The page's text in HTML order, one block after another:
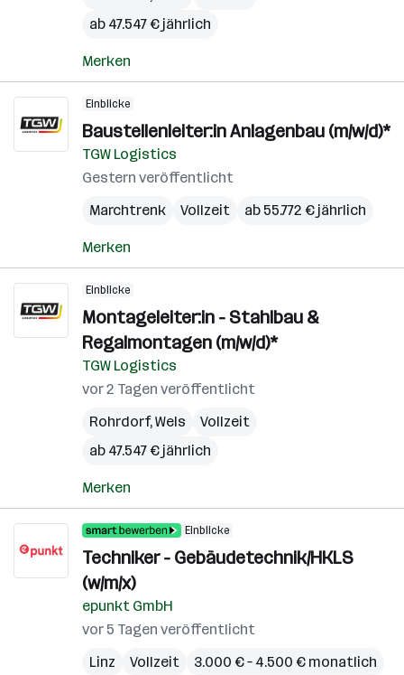
ab 47.547 € jährlich
Merken
Einblicke
Baustellenleiter:in Anlagenbau (m/w/d)*
TGW Logistics
Gestern veröffentlicht
Marchtrenk
Vollzeit ab 55.772 € jährlich
Merken
Einblicke
Montageleiter:in - Stahlbau &
Regalmontagen (m/w/d)*
TGW Logistics
vor 2 Tagen veröffentlicht
Rohrdorf,Wels
Vollzeit
ab 47.547 € jährlich
Merken
Einblicke
Techniker - Gebäudetechnik/HKLS
(w/m/x)
epunkt GmbH
vor 5 Tagen veröffentlicht
Linz
Vollzeit 3.000 € – 4.500 € monatlich